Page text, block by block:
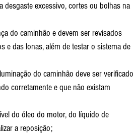
desgaste excessivo, cortes ou bolhas na
do caminhão e devem ser revisados
e das lonas, além de testar o sistema de
do caminhão deve ser verificado
corretamente e que não existam
do óleo do motor, do líquido de
a reposição;